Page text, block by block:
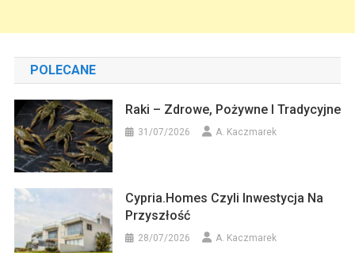
POLECANE
Raki – Zdrowe, Pożywne I Tradycyjne
31/07/2026 A. Kaczmarek
Cypria.homes Czyli Inwestycja Na
Przyszłość
28/07/2026 A. Kaczmarek